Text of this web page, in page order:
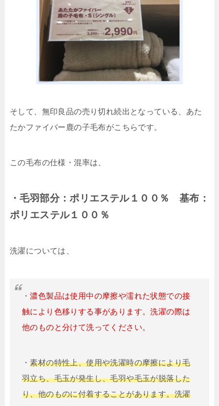
そして、無印良品の売り切れ続出となっている、あた
たかファイバー鹿の子毛布がこちらです。
この毛布の仕様・混率は、
・毛羽部分：ポリエステル１００％ 基布：
ポリエステル１００％
洗濯については、
・濃色製品は使用中の摩擦や濡れた状態での接
触により色移りする事があります。洗濯の際は
他のものと分けて洗ってください。
・素材の特性上、使用や洗濯時の摩擦により毛
羽立ち、毛玉が発生し、毛羽や毛玉が脱落した
り、他のものに付着することがあります。洗濯